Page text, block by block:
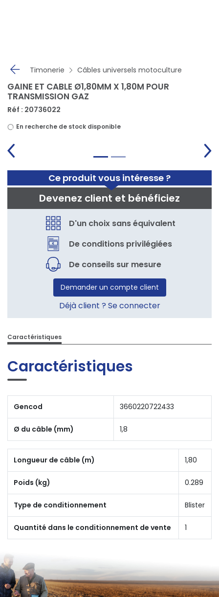
Timonerie Câbles universels motoculture
Ce produit vous intéresse ?
Devenez client et bénéficiez
D'un choix sans équivalent
De conditions privilégiées
De conseils sur mesure
Demander un compte client
Déjà client ? Se connecter
GAINE ET CABLE Ø1,80MM X 1,80M POUR
TRANSMISSION GAZ
Réf : 20736022
En recherche de stock disponible
Caractéristiques
Caractéristiques
Gencod 3660220722433
Ø du câble (mm) 1,8
Longueur de câble (m) 1,80
Poids (kg) 0.289
Type de conditionnement Blister
Quantité dans le conditionnement de vente 1